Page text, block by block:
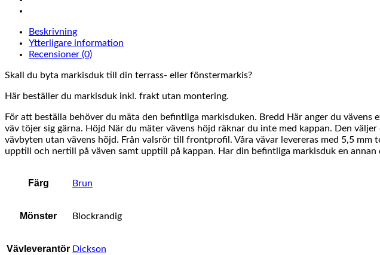
Beskrivning
Ytterligare information
Recensioner (0)
Skall du byta markisduk till din terrass- eller fönstermarkis?
Här beställer du markisduk inkl. frakt utan montering.
För att beställa behöver du mäta den befintliga markisduken. Bredd Här anger du
väv töjer sig gärna. Höjd När du mäter vävens höjd räknar du inte med kappan. Den
vävbyten utan vävens höjd. Från valsrör till frontprofil. Våra vävar levereras med 5,5
upptill och nertill på väven samt upptill på kappan. Har din befintliga markisduk en
Färg Brun
Mönster Blockrandig
Vävleverantör Dickson